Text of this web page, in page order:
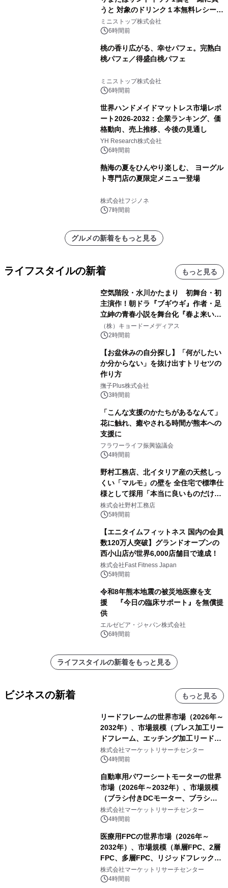
うと 対象のドリンク１本無料レシート
クーポンもらえる！※1
ミニストップ株式会社
6時間前
桃の香り広がる、幸せパフェ。完熟白
桃パフェ／得盛白桃パフェ
ミニストップ株式会社
6時間前
世界ハンドメイドマットレス市場レポ
ート2026-2032：企業ランキング、価
格動向、売上推移、今後の見通し
YH Research株式会社
6時間前
熱海の夏をひんやり楽しむ、 ヨーグル
ト専門店の夏限定メニュー登場
株式会社フジノネ
7時間前
グルメの新着をもっと見る
ライフスタイルの新着 もっと見る
空気階段・水川かたまり 初舞台・初
主演作！朝ドラ『ブギウギ』作者・足
立紳の青春小説を舞台化『春よ来い、
マジで来い』キービジュアル解禁！
（株）キョードーメディアス
2時間前
【お盆休みの自分探し】「何がしたい
か分からない」を抜け出すトリセツの
作り方
撫子Plus株式会社
3時間前
「こんな支援のかたちがあるなんて」
花に触れ、癒やされる時間が熊本への
支援に
フラワーライフ振興協議会
4時間前
野村工務店、北イタリア産の天然しっ
くい「マルモ」の壁を 全住宅で標準仕
様として採用「本当に良いものだけに
こだわる」
株式会社野村工務店
5時間前
【エニタイムフィットネス 国内の会員
数120万人突破】グランドオープンの
西小山店が世界6,000店舗目で達成！
株式会社Fast Fitness Japan
5時間前
令和8年熊本地震の被災地医療を支
援 『今日の臨床サポート』を無償提
供
エルゼビア・ジャパン株式会社
6時間前
ライフスタイルの新着をもっと見る
ビジネスの新着 もっと見る
リードフレームの世界市場（2026年～
2032年）、市場規模（プレス加工リー
ドフレーム、エッチング加工リードフ
レーム）・分析レポートを発表
株式会社マーケットリサーチセンター
4時間前
自動車用パワーシートモーターの世界
市場（2026年～2032年）、市場規模
（ブラシ付きDCモーター、ブラシレ
スDCモーター）・分析レポートを発
表
株式会社マーケットリサーチセンター
4時間前
医療用FPCの世界市場（2026年～
2032年）、市場規模（単層FPC、2層
FPC、多層FPC、リジッドフレックス
PCB）・分析レポートを発表
株式会社マーケットリサーチセンター
4時間前